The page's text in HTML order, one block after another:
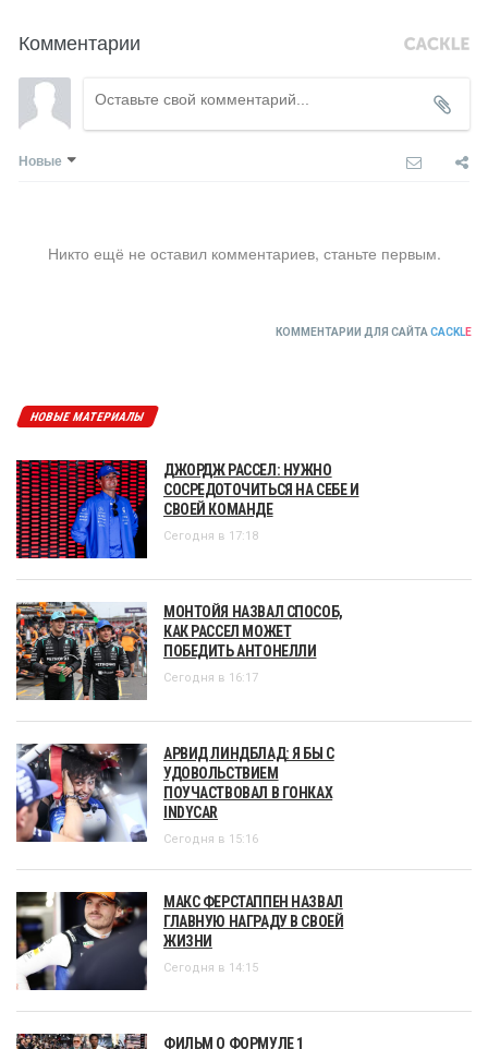
Комментарии
Новые
Никто ещё не оставил комментариев, станьте первым.
КОММЕНТАРИИ ДЛЯ САЙТА CACKLE
НОВЫЕ МАТЕРИАЛЫ
ДЖОРДЖ РАССЕЛ: НУЖНО
СОСРЕДОТОЧИТЬСЯ НА СЕБЕ И
СВОЕЙ КОМАНДЕ
Сегодня в 17:18
МОНТОЙЯ НАЗВАЛ СПОСОБ,
КАК РАССЕЛ МОЖЕТ
ПОБЕДИТЬ АНТОНЕЛЛИ
Сегодня в 16:17
АРВИД ЛИНДБЛАД: Я БЫ С
УДОВОЛЬСТВИЕМ
ПОУЧАСТВОВАЛ В ГОНКАХ
INDYCAR
Сегодня в 15:16
МАКС ФЕРСТАППЕН НАЗВАЛ
ГЛАВНУЮ НАГРАДУ В СВОЕЙ
ЖИЗНИ
Сегодня в 14:15
ФИЛЬМ О ФОРМУЛЕ 1